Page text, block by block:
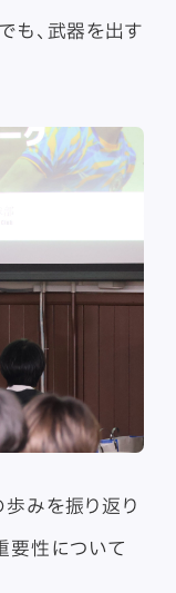
も、武器を出す
歩みを振り返り
要性について